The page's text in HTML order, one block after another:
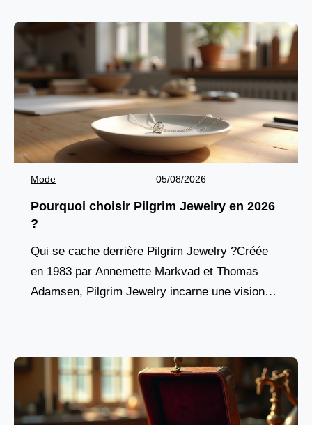
Mode 05/08/2026
Pourquoi choisir Pilgrim Jewelry en 2026
?
Qui se cache derrière Pilgrim Jewelry ?Créée
en 1983 par Annemette Markvad et Thomas
Adamsen, Pilgrim Jewelry incarne une vision